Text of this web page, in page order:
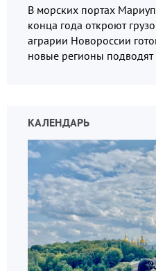
В морских портах
конца года откроют
аграрии Новороссии
новые регионы
КАЛЕНДАРЬ